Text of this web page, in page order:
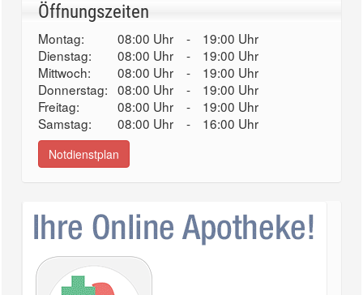
Öffnungszeiten
Montag: 08:00 Uhr -
19:00 Uhr
Dienstag:
08:00 Uhr -
19:00 Uhr
Mittwoch:
08:00 Uhr -
19:00 Uhr
Donnerstag: 08:00 Uhr -
19:00 Uhr
Freitag:
08:00 Uhr -
19:00 Uhr
Samstag:
08:00 Uhr - 16:00 Uhr
Notdienstplan